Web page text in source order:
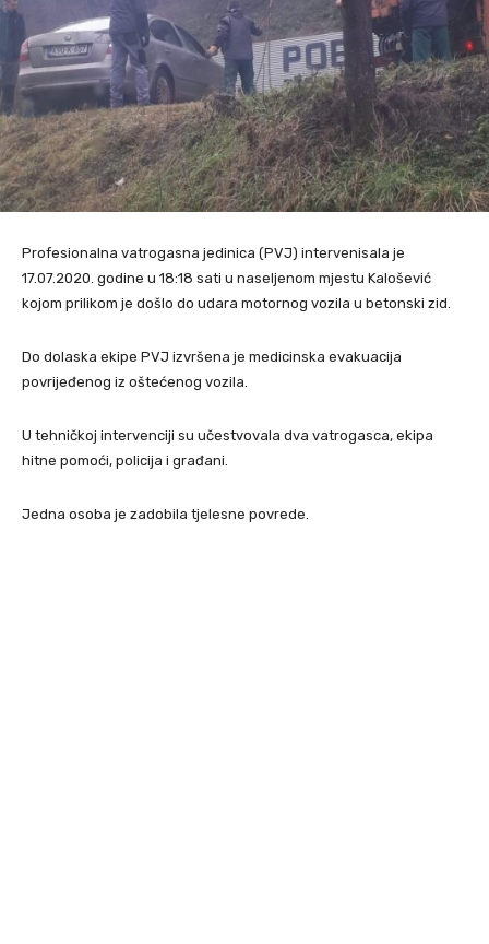
Profesionalna vatrogasna jedinica (PVJ) intervenisala je
17.07.2020. godine u 18:18 sati u naseljenom mjestu Kalošević
kojom prilikom je došlo do udara motornog vozila u betonski zid.
Do dolaska ekipe PVJ izvršena je medicinska evakuacija
povrijeđenog iz oštećenog vozila.
U tehničkoj intervenciji su učestvovala dva vatrogasca, ekipa
hitne pomoći, policija i građani.
Jedna osoba je zadobila tjelesne povrede.